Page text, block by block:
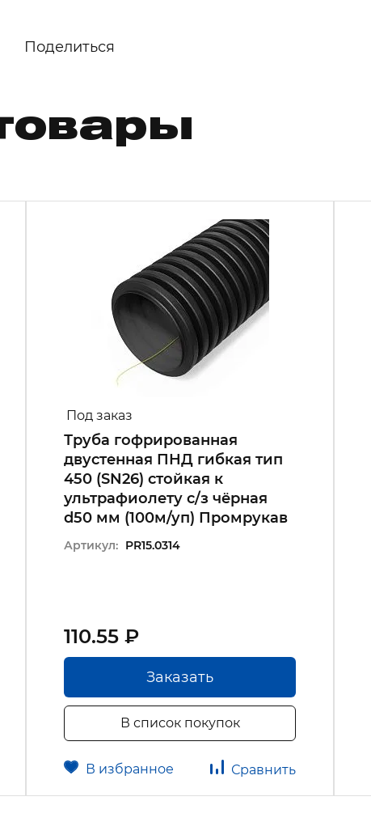
Поделиться
Под заказ
Труба гофрированная
двустенная ПНД гибкая тип
450 (SN26) стойкая к
ультрафиолету с/з чёрная
d50 мм (100м/уп) Промрукав
Артикул: PR15.0314
110.55 ₽
Заказать
В список покупок
В избранное Сравнить